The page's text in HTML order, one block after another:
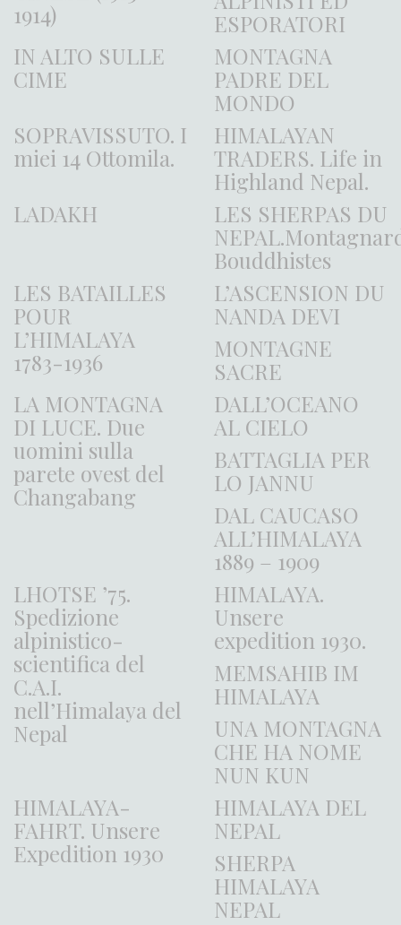
1914)
ESPORATORI
IN ALTO SULLE
CIME
MONTAGNA
PADRE DEL
MONDO
SOPRAVISSUTO. I
miei 14 Ottomila.
HIMALAYAN
TRADERS. Life in
Highland Nepal.
LADAKH
LES SHERPAS DU
Bouddhistes
LES BATAILLES
POUR
L’HIMALAYA
1783-1936
L’ASCENSION DU
NANDA DEVI
MONTAGNE
SACRE
LA MONTAGNA
DI LUCE. Due
uomini sulla
parete ovest del
Changabang
DALL’OCEANO
AL CIELO
BATTAGLIA PER
LO JANNU
DAL CAUCASO
ALL’HIMALAYA
1889 – 1909
LHOTSE ’75.
Spedizione
alpinistico-
scientifica del
C.A.I.
nell’Himalaya del
Nepal
HIMALAYA.
Unsere
expedition 1930.
MEMSAHIB IM
HIMALAYA
UNA MONTAGNA
CHE HA NOME
NUN KUN
HIMALAYA-
FAHRT. Unsere
Expedition 1930
HIMALAYA DEL
NEPAL
SHERPA
HIMALAYA
NEPAL